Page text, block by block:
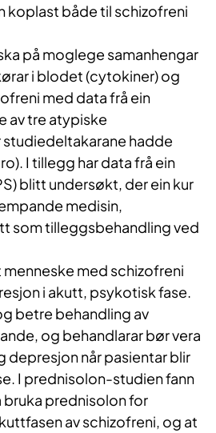
koplast både til schizofreni
på moglege samanhengar
i blodet (cytokiner) og
med data frå ein
av tre atypiske
hadde
I tillegg har data frå ein
blitt undersøkt, der ein kur
medisin,
som tilleggsbehandling ved
med schizofreni
i akutt, psykotisk fase.
betre behandling av
og behandlarar bør vera
depresjon når pasientar blir
I prednisolon-studien fann
bruka prednisolon for
av schizofreni, og at